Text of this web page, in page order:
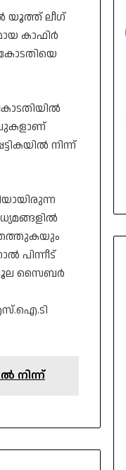
യൂത്ത് ലീഗ്
കാഫിർ
കോടതിയെ
നിന്ന്
പിന്നീട്
സൈബർ
നിന്ന്